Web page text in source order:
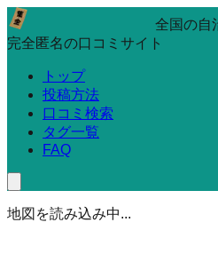
全国の自
完全匿名の口コミサイト
トップ
投稿方法
口コミ検索
タグ一覧
FAQ
地図を読み込み中...